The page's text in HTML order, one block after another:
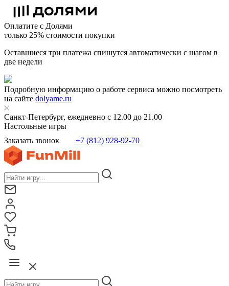
Оплатите с Долями
только 25% стоимости покупки
Оставшиеся три платежа спишутся автоматически с шагом в
две недели
Подробную информацию о работе сервиса можно посмотреть
на сайте dolyame.ru
Санкт-Петербург, ежедневно с 12.00 до 21.00
Настольные игры
Заказать звонок
+7 (812) 928-92-70